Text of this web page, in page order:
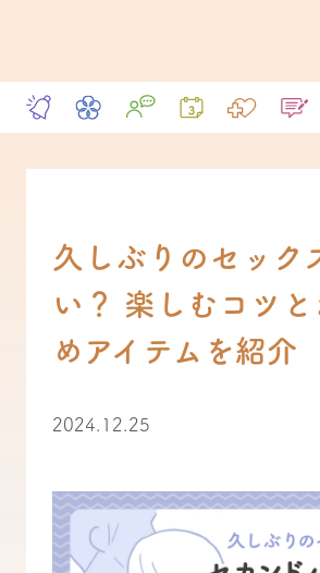
久しぶりのセック
い？ 楽しむコツと
めアイテムを紹介
2024.12.25